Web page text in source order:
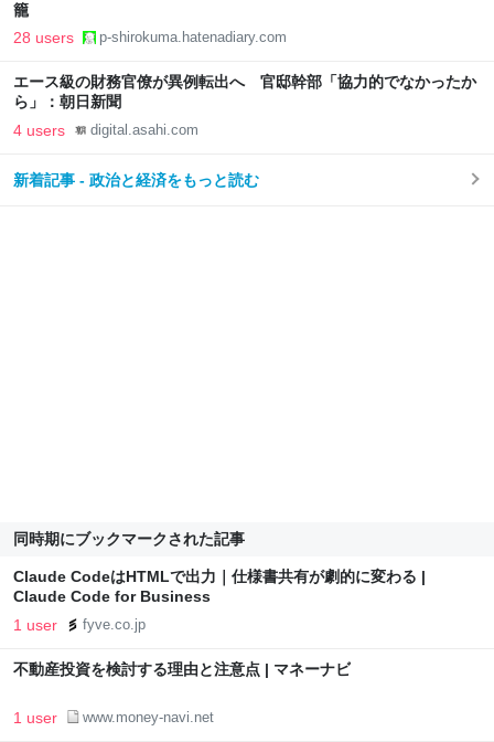
籠
28 users p-shirokuma.hatenadiary.com
エース級の財務官僚が異例転出へ 官邸幹部「協力的でなかったか
ら」：朝日新聞
4 users digital.asahi.com
新着記事 - 政治と経済をもっと読む
同時期にブックマークされた記事
Claude CodeはHTMLで出力｜仕様書共有が劇的に変わる |
Claude Code for Business
1 user fyve.co.jp
不動産投資を検討する理由と注意点 | マネーナビ
1 user www.money-navi.net